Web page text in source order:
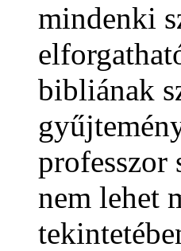
mindenki
bibliának
professzor
nem lehet